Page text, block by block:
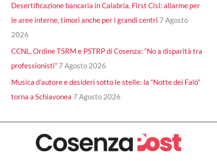
Desertificazione bancaria in Calabria, First Cisl: allarme per
le aree interne, timori anche per i grandi centri 7 Agosto
2026
CCNL, Ordine TSRM e PSTRP di Cosenza: “No a disparità tra
professionisti” 7 Agosto 2026
Musica d’autore e desideri sotto le stelle: la “Notte dei Falò”
torna a Schiavonea 7 Agosto 2026